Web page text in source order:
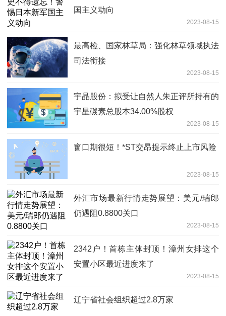
国主义动向
2023-08-15
最高检、国家林草局：强化林草领域执法
司法衔接
2023-08-15
宇晶股份：拟受让自然人朱正评所持有的
宇星碳素总股本34.00%股权
2023-08-15
窗口期很短！*ST交昂提示终止上市风险
2023-08-15
外汇市场最新行情走势展望：美元/瑞郎
仍遇阻0.8800关口
2023-08-15
2342户！首栋主体封顶！漳州女排这个
安置小区最近进度来了
2023-08-15
辽宁省社会组织超过2.8万家